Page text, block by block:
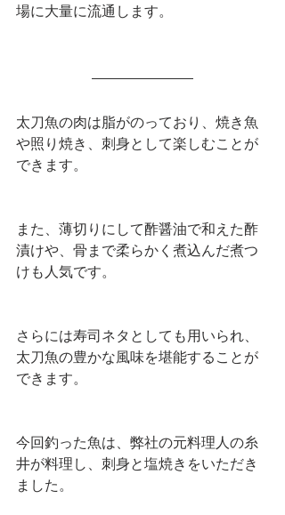
場に大量に流通します。
太刀魚の肉は脂がのっており、焼き魚
や照り焼き、刺身として楽しむことが
できます。
また、薄切りにして酢醤油で和えた酢
漬けや、骨まで柔らかく煮込んだ煮つ
けも人気です。
さらには寿司ネタとしても用いられ、
太刀魚の豊かな風味を堪能することが
できます。
今回釣った魚は、弊社の元料理人の糸
井が料理し、刺身と塩焼きをいただき
ました。